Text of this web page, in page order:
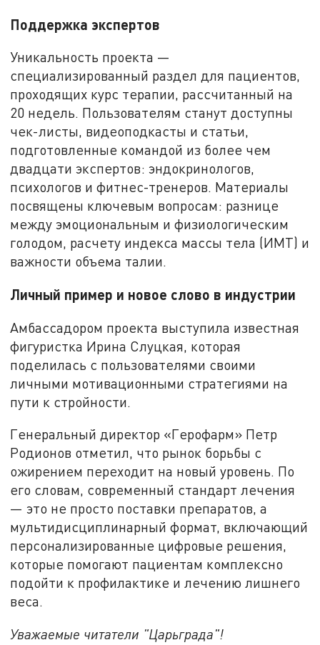
Поддержка экспертов
Уникальность проекта —
специализированный раздел для пациентов,
проходящих курс терапии, рассчитанный на
20 недель. Пользователям станут доступны
чек-листы, видеоподкасты и статьи,
подготовленные командой из более чем
двадцати экспертов: эндокринологов,
психологов и фитнес-тренеров. Материалы
посвящены ключевым вопросам: разнице
между эмоциональным и физиологическим
голодом, расчету индекса массы тела (ИМТ) и
важности объема талии.
Личный пример и новое слово в индустрии
Амбассадором проекта выступила известная
фигуристка Ирина Слуцкая, которая
поделилась с пользователями своими
личными мотивационными стратегиями на
пути к стройности.
Генеральный директор «Герофарм» Петр
Родионов отметил, что рынок борьбы с
ожирением переходит на новый уровень. По
его словам, современный стандарт лечения
— это не просто поставки препаратов, а
мультидисциплинарный формат, включающий
персонализированные цифровые решения,
которые помогают пациентам комплексно
подойти к профилактике и лечению лишнего
веса.
Уважаемые читатели "Царьграда"!